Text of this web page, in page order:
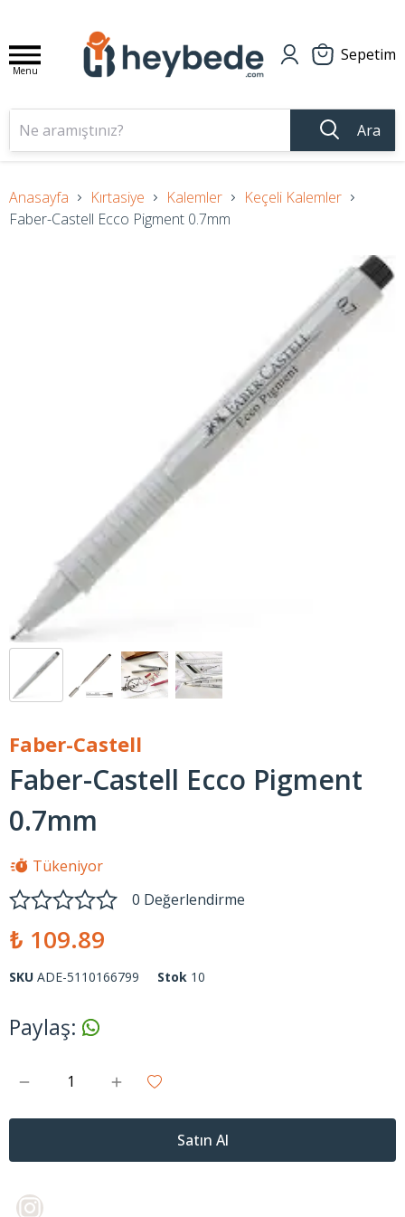
Menu
Sepetim
Ara
Anasayfa Kırtasiye Kalemler
Keçeli Kalemler
Faber-Castell Ecco Pigment 0.7mm
Faber-Castell
Faber-Castell Ecco Pigment
0.7mm
Tükeniyor
0 Değerlendirme
₺ 109.89
SKU ADE-5110166799 Stok 10
Paylaş:
Satın Al